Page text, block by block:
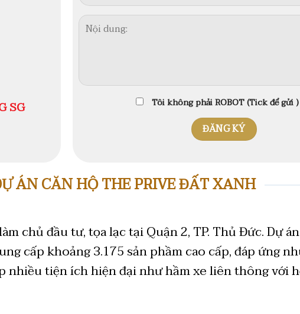
SG
Tôi không phải ROBOT (Tick để gửi
ÁN CĂN HỘ THE PRIVE ĐẤT XANH
chủ đầu tư, tọa lạc tại Quận 2, TP. Thủ Đức.Dự
cấp khoảng 3.175 sản phầm cao cấp, đáp ứng
nhiều tiện ích hiện đại như hầm xe liên thông với